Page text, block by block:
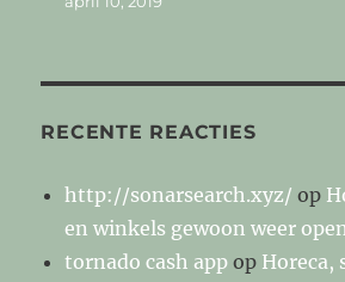
RECENTE REACTIES
http://sonarsearch.xyz/ op
en winkels gewoon weer
tornado cash app op Horeca,